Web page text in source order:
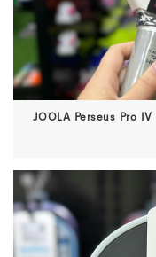
JOOLA Perseus Pro IV